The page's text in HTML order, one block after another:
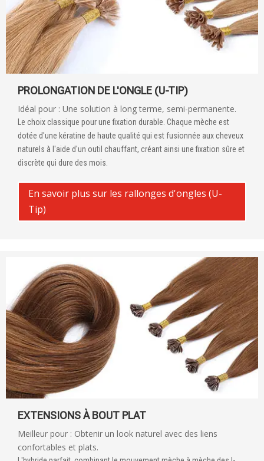
PROLONGATION DE L'ONGLE (U-TIP)
Idéal pour : Une solution à long terme, semi-permanente.
Le choix classique pour une fixation durable. Chaque mèche est
dotée d'une kératine de haute qualité qui est fusionnée aux cheveux
naturels à l'aide d'un outil chauffant, créant ainsi une fixation sûre et
discrète qui dure des mois.
En savoir plus sur les rallonges d'ongles (U-
Tip)
EXTENSIONS À BOUT PLAT
Meilleur pour : Obtenir un look naturel avec des liens
confortables et plats.